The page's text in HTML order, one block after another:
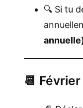
🔍 Si tu
📆 Février